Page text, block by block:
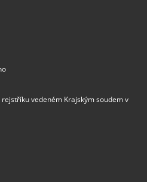
vedeném Krajským soudem v